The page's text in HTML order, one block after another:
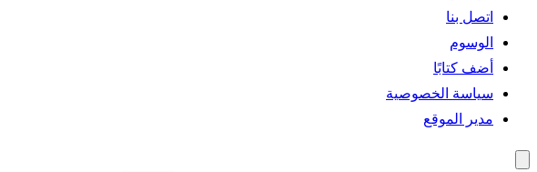
اتصل بنا
الوسوم
أضف كتابًا
سياسة الخصوصية
مدير الموقع